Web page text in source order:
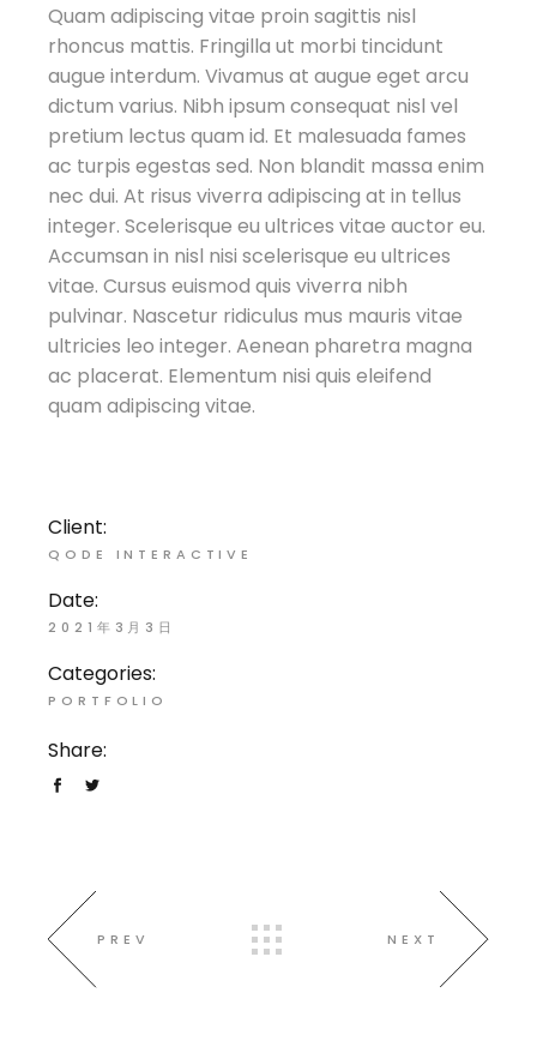
Quam adipiscing vitae proin sagittis nisl
rhoncus mattis. Fringilla ut morbi tincidunt
augue interdum. Vivamus at augue eget arcu
dictum varius. Nibh ipsum consequat nisl vel
pretium lectus quam id. Et malesuada fames
ac turpis egestas sed. Non blandit massa enim
nec dui. At risus viverra adipiscing at in tellus
integer. Scelerisque eu ultrices vitae auctor eu.
Accumsan in nisl nisi scelerisque eu ultrices
vitae. Cursus euismod quis viverra nibh
pulvinar. Nascetur ridiculus mus mauris vitae
ultricies leo integer. Aenean pharetra magna
ac placerat. Elementum nisi quis eleifend
quam adipiscing vitae.
Client:
QODE INTERACTIVE
Date:
2021年3月3日
Categories:
PORTFOLIO
Share:
PREV NEXT